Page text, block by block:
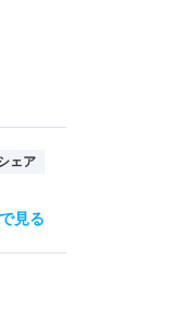
ェア
見る